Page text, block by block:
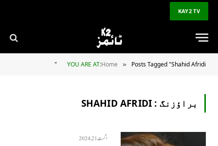
KAY2 TV
YOU ARE AT:Home » Posts Tagged "Shahid Afridi"
براؤزنگ : SHAHID AFRIDI
اگست 21, 2024